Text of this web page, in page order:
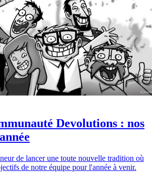
Devolutions : nos
de lancer une toute nouvelle tradition où
de notre équipe pour l'année à venir.